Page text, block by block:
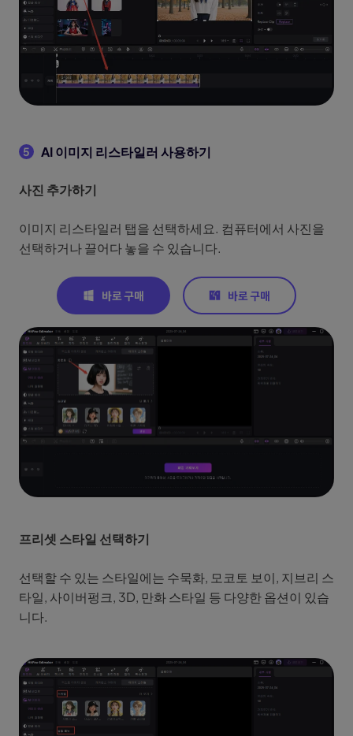
5 AI 이미지 리스타일러 사용하기
사진 추가하기
이미지 리스타일러 탭을 선택하세요. 컴퓨터에서 사진을
선택하거나 끌어다 놓을 수 있습니다.
프리셋 스타일 선택하기
선택할 수 있는 스타일에는 수묵화, 모코토 보이, 지브리 스
타일, 사이버펑크, 3D, 만화 스타일 등 다양한 옵션이 있습
니다.